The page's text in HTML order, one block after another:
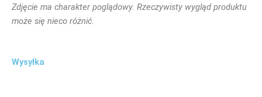
Zdjęcie ma charakter poglądowy. Rzeczywisty wygląd produktu
może się nieco różnić.
Wysyłka